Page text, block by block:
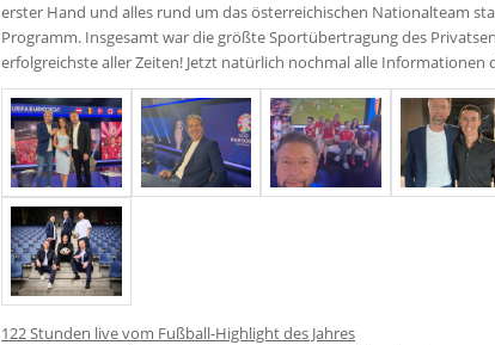
erster Hand und alles rund um das österreichischen Nationalteam
Programm. Insgesamt war die größte Sportübertragung des
erfolgreichste aller Zeiten! Jetzt natürlich nochmal alle Informationen
122 Stunden live vom Fußball-Highlight des Jahres